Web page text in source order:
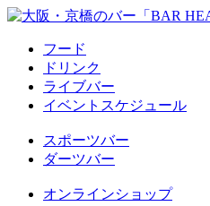
フード
ドリンク
ライブバー
イベントスケジュール
スポーツバー
ダーツバー
オンラインショップ